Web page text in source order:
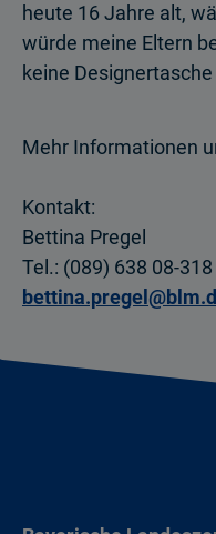
heute 16 Jahre alt,
würde meine Eltern
keine Designertasche
Mehr Informationen
Kontakt:
Bettina Pregel
Tel.: (089) 638 08-318